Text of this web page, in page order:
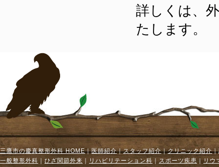
詳しくは、
たします。
三鷹市の慶真整形外科 HOME｜医師紹介｜スタッフ紹介｜クリニック紹介｜
一般整形外科
ひざ関節外来 リハビリテーション科 スポーツ疾患 ｜リウ